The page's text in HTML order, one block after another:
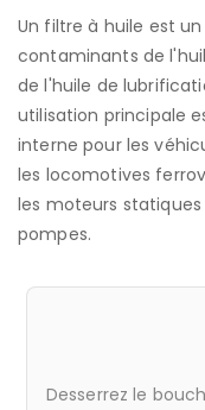
Un filtre à huile est
contaminants de
de l'huile de
utilisation principale
interne pour les
les locomotives
les moteurs
pompes.
Desserrez le